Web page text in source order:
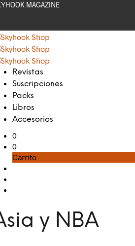
MAGAZINE
Revistas
Suscripciones
Packs
Libros
Accesorios
0
0
Carrito
y NBA